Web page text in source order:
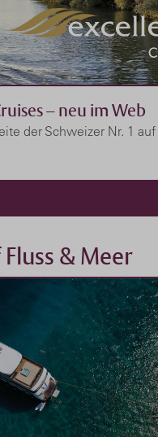
– neu im Web
der Schweizer Nr. 1
& Meer